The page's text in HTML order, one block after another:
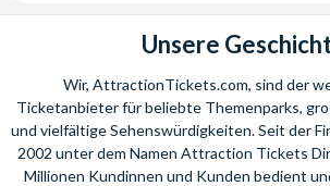
Unsere
Wir, AttractionTickets.com, sind der
Ticketanbieter für beliebte Themenparks,
und vielfältige Sehenswürdigkeiten. Seit der
2002 unter dem Namen Attraction Tickets
Millionen Kundinnen und Kunden bedient